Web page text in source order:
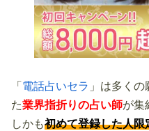
「 電話占いセラ 」は多く
た業界指折りの占い師が集
しかも初めて登録した人限